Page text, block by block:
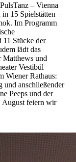
– Vienna
15 Spielstätten –
Im Programm
11 Stücke der
lädt das
Matthews und
Vestibül –
Wiener Rathaus:
anschließender
Peeps und der
August feiern wir